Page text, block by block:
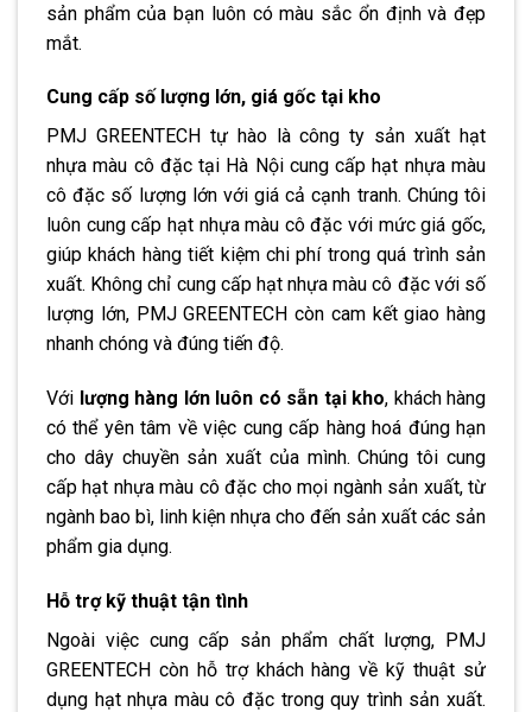
sản phẩm của bạn luôn có màu sắc ổn định và đẹp
mắt.
Cung cấp số lượng lớn, giá gốc tại kho
PMJ GREENTECH tự hào là công ty sản xuất hạt
nhựa màu cô đặc tại Hà Nội cung cấp hạt nhựa màu
cô đặc số lượng lớn với giá cả cạnh tranh. Chúng tôi
luôn cung cấp hạt nhựa màu cô đặc với mức giá gốc,
giúp khách hàng tiết kiệm chi phí trong quá trình sản
xuất. Không chỉ cung cấp hạt nhựa màu cô đặc với số
lượng lớn, PMJ GREENTECH còn cam kết giao hàng
nhanh chóng và đúng tiến độ.
Với lượng hàng lớn luôn có sẵn tại kho, khách hàng
có thể yên tâm về việc cung cấp hàng hoá đúng hạn
cho dây chuyền sản xuất của mình. Chúng tôi cung
cấp hạt nhựa màu cô đặc cho mọi ngành sản xuất, từ
ngành bao bì, linh kiện nhựa cho đến sản xuất các sản
phẩm gia dụng.
Hỗ trợ kỹ thuật tận tình
Ngoài việc cung cấp sản phẩm chất lượng, PMJ
GREENTECH còn hỗ trợ khách hàng về kỹ thuật sử
dụng hạt nhựa màu cô đặc trong quy trình sản xuất.